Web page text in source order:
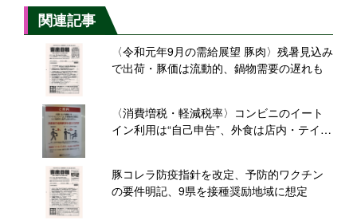
関連記事
〈令和元年9月の需給展望 豚肉〉残暑見込み
で出荷・豚価は流動的、鍋物需要の遅れも
〈消費増税・軽減税率〉コンビニのイート
イン利用は“自己申告”、外食は店内・テイク
豚コレラ防疫指針を改定、予防的ワクチン
の要件明記、9県を接種奨励地域に想定